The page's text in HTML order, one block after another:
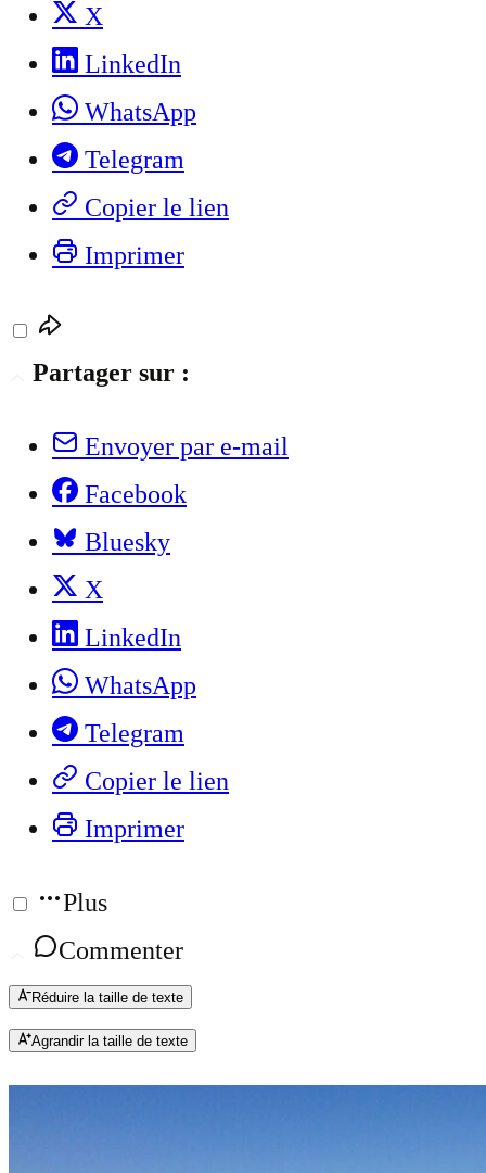
X
LinkedIn
WhatsApp
Telegram
Copier le lien
Imprimer
Partager sur :
Envoyer par e-mail
Facebook
Bluesky
X
LinkedIn
WhatsApp
Telegram
Copier le lien
Imprimer
Plus
Commenter
Réduire la taille de texte
Agrandir la taille de texte